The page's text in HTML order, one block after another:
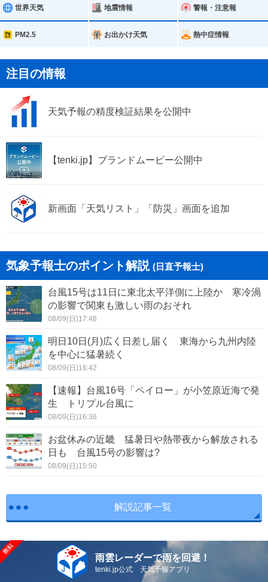
坂城町
高山村 山ノ内町
木島平村 野沢温泉村
飯綱町 栄村
世界天気 地震情報 警報・注意報
PM2.5 お出かけ天気 熱中症情報
注目の情報
天気予報の精度検証結果を公開中
【tenki.jp】ブランドムービー公開中
新画面「天気リスト」「防災」画面を追加
気象予報士のポイント解説 (日直予報士)
台風15号は11日に東北太平洋側に上陸か 寒冷渦
の影響で関東も激しい雨のおそれ
08/09(日)17:48
明日10日(月)広く日差し届く 東海から九州内陸
を中心に猛暑続く
08/09(日)16:42
【速報】台風16号「ペイロー」が小笠原近海で発
生 トリプル台風に
08/09(日)16:36
お盆休みの近畿 猛暑日や熱帯夜から解放される
日も 台風15号の影響は?
08/09(日)15:50
解説記事一覧
雨雲レーダーで雨を回避！
tenki.jp公式 天気予報アプリ